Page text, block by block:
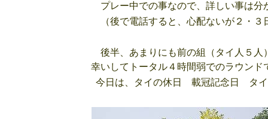
プレー中での事なので、詳しい事は分
（後で電話すると、心配ないが２・
後半、あまりにも前の組（タイ人５
幸いしてトータル４時間弱でのラウンド
今日は、タイの休日 載冠記念日 タイ